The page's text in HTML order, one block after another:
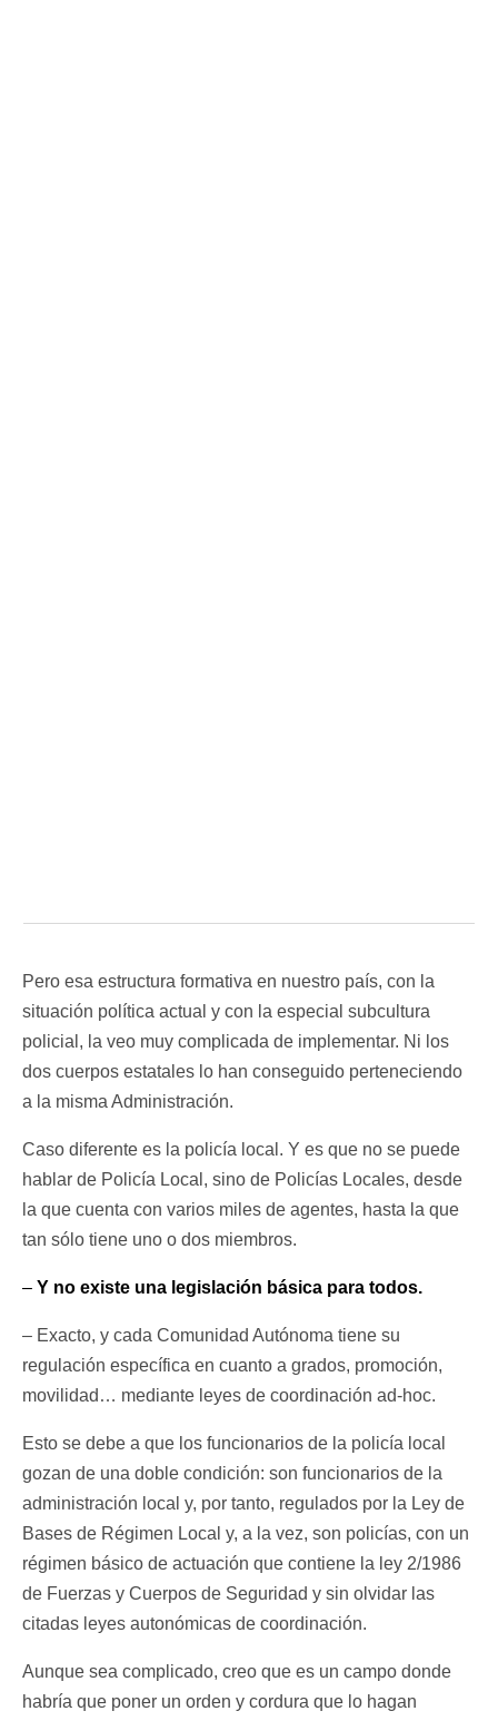
Pero esa estructura formativa en nuestro país, con la
situación política actual y con la especial subcultura
policial, la veo muy complicada de implementar. Ni los
dos cuerpos estatales lo han conseguido perteneciendo
a la misma Administración.
Caso diferente es la policía local. Y es que no se puede
hablar de Policía Local, sino de Policías Locales, desde
la que cuenta con varios miles de agentes, hasta la que
tan sólo tiene uno o dos miembros.
– Y no existe una legislación básica para todos.
– Exacto, y cada Comunidad Autónoma tiene su
regulación específica en cuanto a grados, promoción,
movilidad… mediante leyes de coordinación ad-hoc.
Esto se debe a que los funcionarios de la policía local
gozan de una doble condición: son funcionarios de la
administración local y, por tanto, regulados por la Ley de
Bases de Régimen Local y, a la vez, son policías, con un
régimen básico de actuación que contiene la ley 2/1986
de Fuerzas y Cuerpos de Seguridad y sin olvidar las
citadas leyes autonómicas de coordinación.
Aunque sea complicado, creo que es un campo donde
habría que poner un orden y cordura que lo hagan